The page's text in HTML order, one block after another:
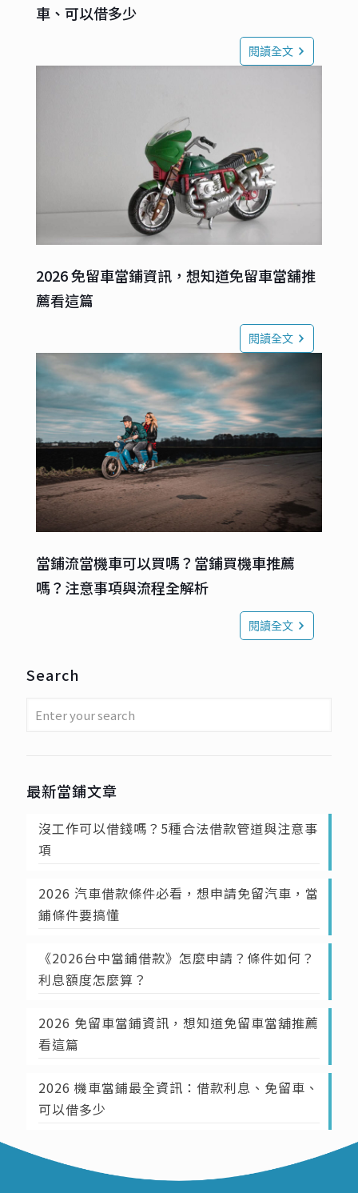
車、可以借多少
閱讀全文
2026 免留車當鋪資訊，想知道免留車當舖推
薦看這篇
閱讀全文
當鋪流當機車可以買嗎？當鋪買機車推薦
嗎？注意事項與流程全解析
閱讀全文
Search
最新當鋪文章
沒工作可以借錢嗎？5種合法借款管道與注意事
項
2026 汽車借款條件必看，想申請免留汽車，當
鋪條件要搞懂
《2026台中當鋪借款》怎麼申請？條件如何？
利息額度怎麼算？
2026 免留車當鋪資訊，想知道免留車當舖推薦
看這篇
2026 機車當鋪最全資訊：借款利息、免留車、
可以借多少